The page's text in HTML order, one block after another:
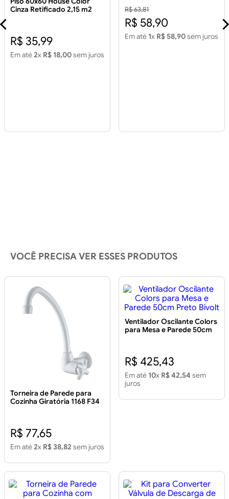
Cinza Retificado 2,15 m2
R$ 35,99
Em até2x R$ 18,00sem juros
R$ 63,81
R$ 58,90
Em até 1x R$ 58,90sem juros
VOCÊ PRECISA VER ESSES PRODUTOS
Torneira de Parede para
Cozinha Giratória 1168 F34
R$ 77,65
Em até2x R$ 38,82 sem juros
Ventilador Oscilante Colors
para Mesa e Parede 50cm
R$ 425,43
Em até 10x R$ 42,54 sem
juros